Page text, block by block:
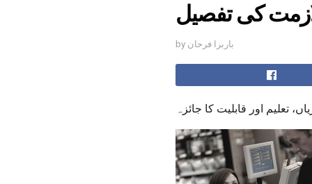
کی تفصیل
by باربرا فرحان
تعلیم اور قابلیت کا جائزہ